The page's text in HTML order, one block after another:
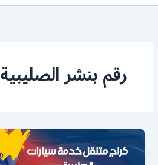
رقم بنشر الصليبية